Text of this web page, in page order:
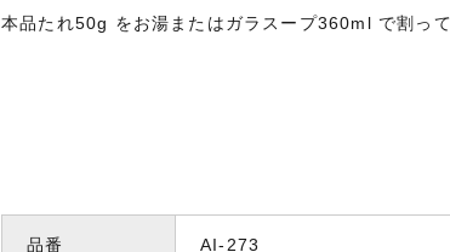
本品たれ50g をお湯またはガラスープ360ml で割って
品番 AI-273